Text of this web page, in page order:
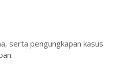
serta pengungkapan kasus